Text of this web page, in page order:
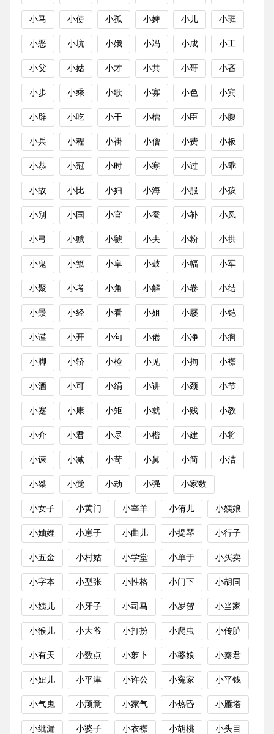
小马 小使 小孤 小婢 小儿 小班
小恶 小坑 小娥 小冯 小成 小工
小父 小姑 小才 小共 小哥 小吝
小步 小乘 小歌 小寡 小色 小宾
小辟 小吃 小干 小槽 小臣 小腹
小兵 小程 小褂 小僧 小费 小板
小恭 小冠 小时 小寒 小过 小乖
小故 小比 小妇 小海 小服 小孩
小别 小国 小官 小蚕 小补 小凤
小弓 小赋 小虢 小夫 小粉 小拱
小鬼 小箛 小阜 小鼓 小幅 小军
小聚 小考 小角 小解 小卷 小结
小景 小经 小看 小姐 小屦 小铠
小谨 小开 小句 小倦 小净 小痾
小脚 小轿 小检 小见 小拘 小襟
小酒 小可 小绢 小讲 小颈 小节
小蹇 小康 小矩 小就 小贱 小教
小介 小君 小尽 小楷 小建 小将
小谏 小减 小苛 小舅 小简 小洁
小桀 小觉 小劫 小强 小家数
小女子 小黄门 小宰羊 小侑儿 小姨娘
小妯娌 小崽子 小曲儿 小提琴 小行子
小五金 小村姑 小学堂 小单于 小买卖
小字本 小型张 小性格 小门下 小胡同
小姨儿 小牙子 小司马 小岁贺 小当家
小猴儿 小大爷 小打扮 小爬虫 小传胪
小有天 小数点 小萝卜 小婆娘 小秦君
小妞儿 小平津 小许公 小寃家 小平钱
小气鬼 小顽意 小家气 小热昏 小雁塔
小纰漏 小婆子 小衣襟 小胡桃 小头目